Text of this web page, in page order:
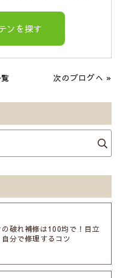
ンを探す
次のブログへ »
の破れ補修は100均で！目立
分で修理するコツ